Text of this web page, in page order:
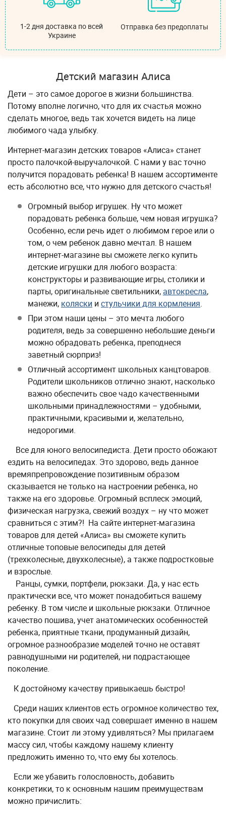
1-2 дня доставка по всей
Украине
Отправка без предоплаты
Детский магазин Алиса
Дети – это самое дорогое в жизни большинства.
Потому вполне логично, что для их счастья можно
сделать многое, ведь так хочется видеть на лице
любимого чада улыбку.
Интернет-магазин детских товаров «Алиса» станет
просто палочкой-выручалочкой. С нами у вас точно
получится порадовать ребенка! В нашем ассортименте
есть абсолютно все, что нужно для детского счастья!
Огромный выбор игрушек. Ну что может
порадовать ребенка больше, чем новая игрушка?
Особенно, если речь идет о любимом герое или о
том, о чем ребенок давно мечтал. В нашем
интернет-магазине вы сможете легко купить
детские игрушки для любого возраста:
конструкторы и развивающие игры, столики и
парты, оригинальные светильники, автокресла,
манежи, коляски и стульчики для кормления.
При этом наши цены – это мечта любого
родителя, ведь за совершенно небольшие деньги
можно обрадовать ребенка, преподнеся
заветный сюрприз!
Отличный ассортимент школьных канцтоваров.
Родители школьников отлично знают, насколько
важно обеспечить свое чадо качественными
школьными принадлежностями – удобными,
практичными, красивыми и, желательно,
недорогими.
Все для юного велосипедиста. Дети просто обожают
ездить на велосипедах. Это здорово, ведь данное
времяпрепровождение позитивным образом
сказывается не только на настроении ребенка, но
также на его здоровье. Огромный всплеск эмоций,
физическая нагрузка, свежий воздух – ну что может
сравниться с этим?! На сайте интернет-магазина
товаров для детей «Алиса» вы сможете купить
отличные топовые велосипеды для детей
(трехколесные, двухколесные), а также подростковые
и взрослые.
Ранцы, сумки, портфели, рюкзаки. Да, у нас есть
практически все, что может понадобиться вашему
ребенку. В том числе и школьные рюкзаки. Отличное
качество пошива, учет анатомических особенностей
ребенка, приятные ткани, продуманный дизайн,
огромное разнообразие моделей точно не оставят
равнодушными ни родителей, ни подрастающее
поколение.
К достойному качеству привыкаешь быстро!
Среди наших клиентов есть огромное количество тех,
кто покупки для своих чад совершает именно в нашем
магазине. Стоит ли этому удивляться? Мы прилагаем
массу сил, чтобы каждому нашему клиенту
предложить именно то, что ему бы хотелось.
Если же убавить голословность, добавить
конкретики, то к основным нашим преимуществам
можно причислить: